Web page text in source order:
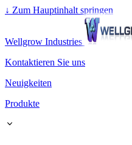
↓ Zum Hauptinhalt springen
Wellgrow Industries
Kontaktieren Sie uns
Neuigkeiten
Produkte